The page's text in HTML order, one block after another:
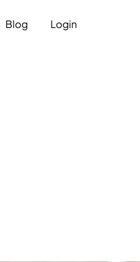
Blog Login